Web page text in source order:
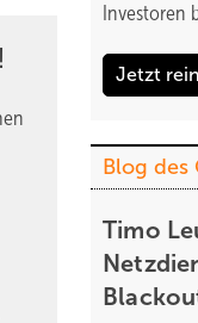
Investoren
Jetzt
Blog des
Timo